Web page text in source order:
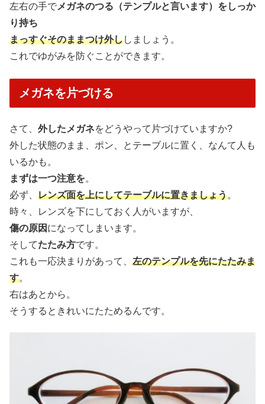
左右の手でメガネのつる（テンプルと言います）をしっか
り持ち
まっすぐそのままつけ外ししましょう。
これでゆがみを防ぐことができます。
メガネを片づける
さて、 外したメガネをどうやって片づけていますか?
外した状態のまま、ポン、とテーブルに置く、なんて人も
いるかも。
まずは一つ注意を。
必ず、 レンズ面を上にしてテーブルに置きましょう。
時々、レンズを下にしておく人がいますが、
傷の原因 になってしまいます。
そしてたたみ方です。
これも一応決まりがあって、 左のテンプルを先にたたみま
す。
右はあとから。
そうするときれいにたためるんです。